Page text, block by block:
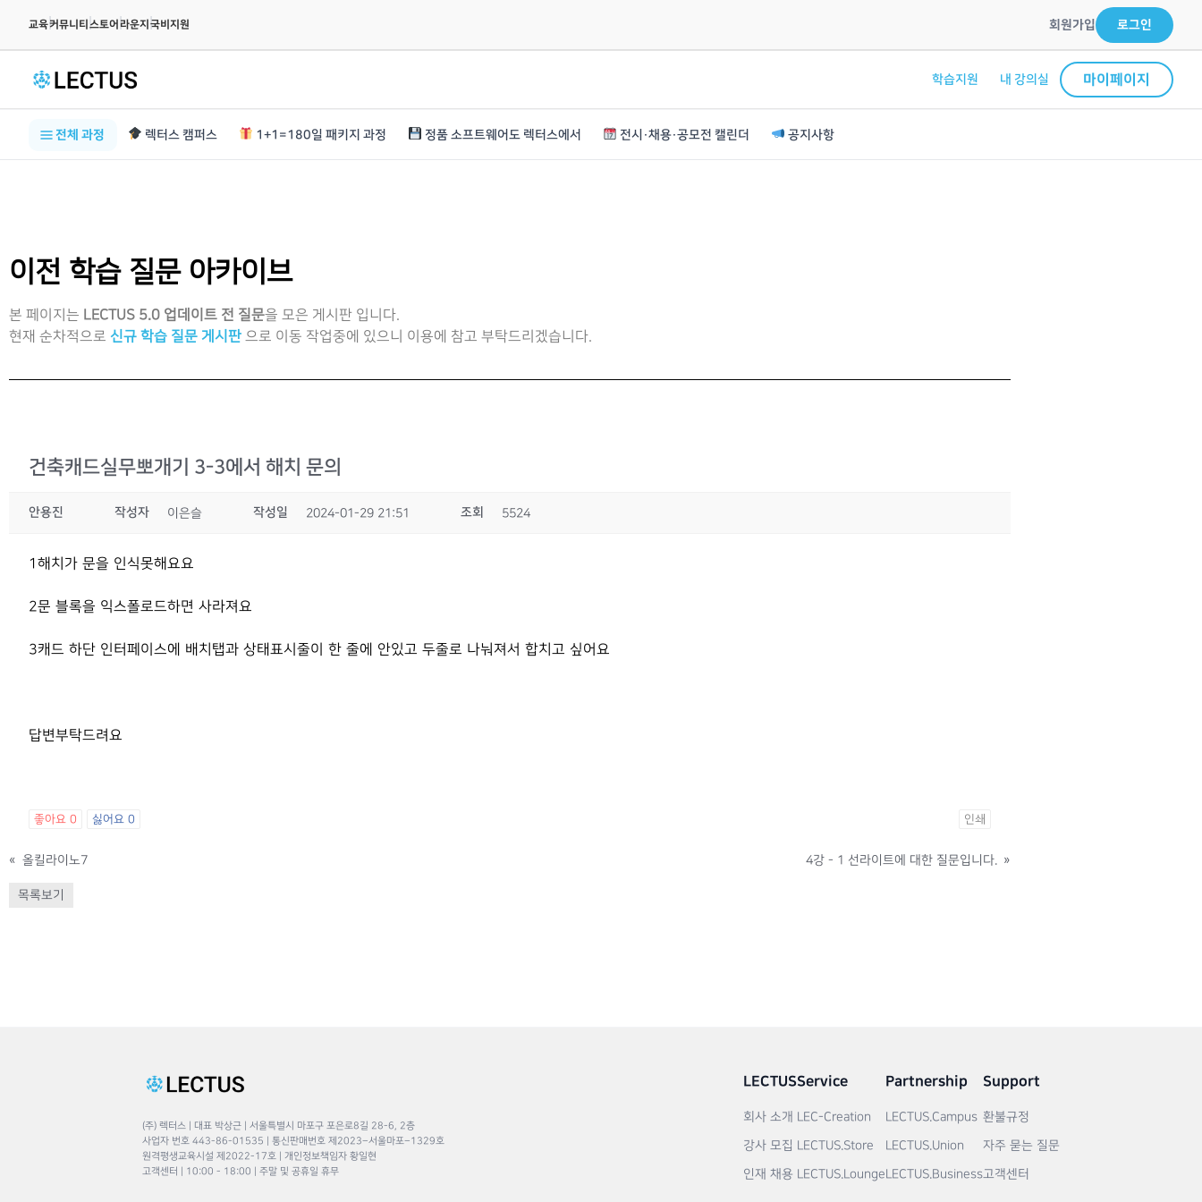
교육|커뮤니티 |스토어 |라운지 |국비지원 회원가입 로그인
학습지원 내 강의실 마이페이지
전체 과정 렉터스 캠퍼스 1+1=180일 패키지 과정 정품 소프트웨어도 렉터스에서 전시·채용·공모전 캘린더 공지사항
이전 학습 질문 아카이브
본 페이지는 LECTUS 5.0 업데이트 전 질문을 모은 게시판 입니다.
현재 순차적으로 신규 학습 질문 게시판 으로 이동 작업중에 있으니 이용에 참고 부탁드리겠습니다.
건축캐드실무뽀개기 3-3에서 해치 문의
안용진 작성자 이은슬 작성일 2024-01-29 21:51 조회 5524
1해치가 문을 인식못해요요
2문 블록을 익스폴로드하면 사라져요
3캐드 하단 인터페이스에 배치탭과 상태표시줄이 한 줄에 안있고 두줄로 나눠져서 합치고 싶어요
답변부탁드려요
좋아요 0 싫어요 0 인쇄
« 올킬라이노7 4강 - 1 선라이트에 대한 질문입니다. »
목록보기
(주) 렉터스 | 대표 박상근 | 서울특별시 마포구 포은로8길 28-6, 2층
사업자 번호 443-86-01535 | 통신판매번호 제2023–서울마포–1329호
원격평생교육시설 제2022-17호 | 개인정보책임자 황일현
고객센터 | 10:00 - 18:00 | 주말 및 공휴일 휴무
LECTUS
회사 소개
강사 모집
인재 채용
Service
LEC-Creation
LECTUS.Store
LECTUS.Lounge
Partnership
LECTUS.Campus
LECTUS.Union
LECTUS.Business
Support
환불규정
자주 묻는 질문
고객센터